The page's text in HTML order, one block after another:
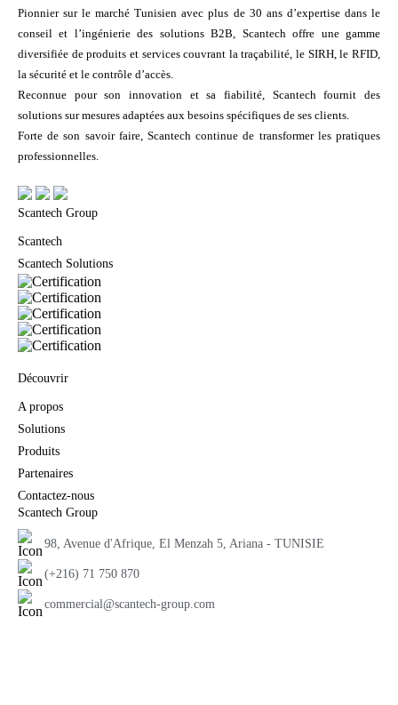
Pionnier sur le marché Tunisien avec plus de 30 ans d’expertise dans le
conseil et l’ingénierie des solutions B2B, Scantech offre une gamme
diversifiée de produits et services couvrant la traçabilité, le SIRH, le RFID,
la sécurité et le contrôle d’accès.
Reconnue pour son innovation et sa fiabilité, Scantech fournit des
solutions sur mesures adaptées aux besoins spécifiques de ses clients.
Forte de son savoir faire, Scantech continue de transformer les pratiques
professionnelles.
Scantech Group
Scantech
Scantech Solutions
Découvrir
A propos
Solutions
Produits
Partenaires
Contactez-nous
Scantech Group
98, Avenue d'Afrique, El Menzah 5, Ariana - TUNISIE
(+216) 71 750 870
commercial@scantech-group.com